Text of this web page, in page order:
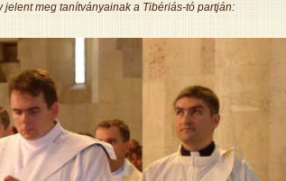
meg tanítványainak a Tibériás-tó partján: